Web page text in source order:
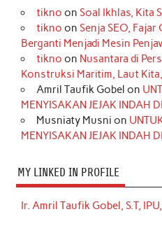
tikno on Soal Ikhlas, Kita
tikno on Senja SEO, Fajar
Berganti Menjadi Mesin
tikno on Nusantara di
Konstruksi Maritim, Laut
Amril Taufik Gobel on
MENYISAKAN JEJAK INDAH
Musniaty Musni on
MENYISAKAN JEJAK INDAH
MY LINKED IN PROFILE
Ir. Amril Taufik Gobel, S.T,